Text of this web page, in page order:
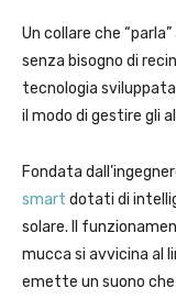
Un collare che
senza bisogno di
tecnologia
il modo di gestire gli
Fondata
smart dotati di
solare. Il
mucca si avvicina al
emette un suono che